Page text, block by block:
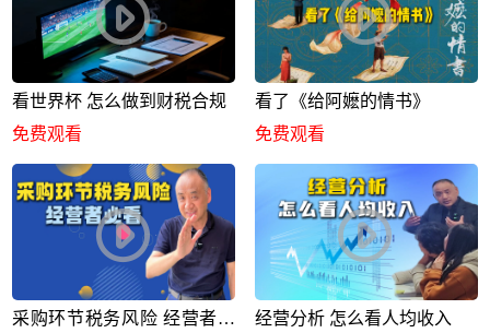
看世界杯 怎么做到财税合规
免费观看
看了《给阿嬷的情书》
免费观看
采购环节税务风险 经营者必
经营分析 怎么看人均收入